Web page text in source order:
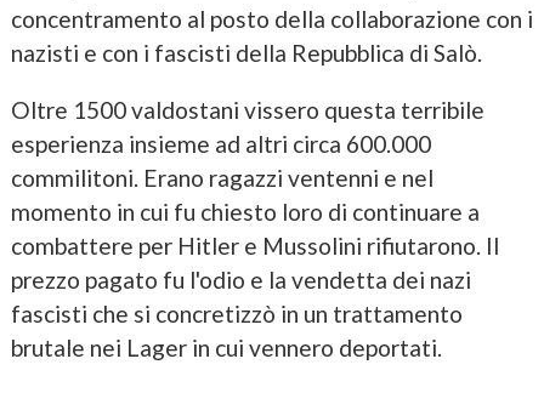
concentramento al posto della collaborazione con i
nazisti e con i fascisti della Repubblica di Salò.
Oltre 1500 valdostani vissero questa terribile
esperienza insieme ad altri circa 600.000
commilitoni. Erano ragazzi ventenni e nel
momento in cui fu chiesto loro di continuare a
combattere per Hitler e Mussolini rifiutarono. Il
prezzo pagato fu l'odio e la vendetta dei nazi
fascisti che si concretizzò in un trattamento
brutale nei Lager in cui vennero deportati.